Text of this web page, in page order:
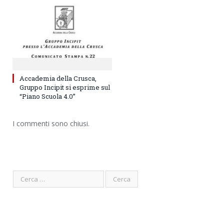
Accademia della Crusca,
Gruppo Incipit si esprime sul
“Piano Scuola 4.0”
I commenti sono chiusi.